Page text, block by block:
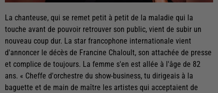
La chanteuse, qui se remet petit à petit de la maladie qui la
touche avant de pouvoir retrouver son public, vient de subir un
nouveau coup dur. La star francophone internationale vient
d'annoncer le décès de Francine Chaloult, son attachée de presse
et complice de toujours. La femme s'en est allée à l'âge de 82
ans. « Cheffe d'orchestre du show-business, tu dirigeais à la
baguette et de main de maître les artistes qui acceptaient de